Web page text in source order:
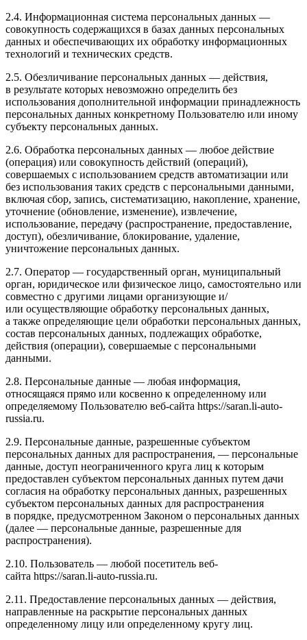
2.4. Информационная система персональных данных —
совокупность содержащихся в базах данных персональных
данных и обеспечивающих их обработку информационных
технологий и технических средств.
2.5. Обезличивание персональных данных — действия,
в результате которых невозможно определить без
использования дополнительной информации принадлежность
персональных данных конкретному Пользователю или иному
субъекту персональных данных.
2.6. Обработка персональных данных — любое действие
(операция) или совокупность действий (операций),
совершаемых с использованием средств автоматизации или
без использования таких средств с персональными данными,
включая сбор, запись, систематизацию, накопление, хранение,
уточнение (обновление, изменение), извлечение,
использование, передачу (распространение, предоставление,
доступ), обезличивание, блокирование, удаление,
уничтожение персональных данных.
2.7. Оператор — государственный орган, муниципальный
орган, юридическое или физическое лицо, самостоятельно или
совместно с другими лицами организующие и/
или осуществляющие обработку персональных данных,
а также определяющие цели обработки персональных данных,
состав персональных данных, подлежащих обработке,
действия (операции), совершаемые с персональными
данными.
2.8. Персональные данные — любая информация,
относящаяся прямо или косвенно к определенному или
определяемому Пользователю веб-сайта https://saran.li-auto-
russia.ru.
2.9. Персональные данные, разрешенные субъектом
персональных данных для распространения, — персональные
данные, доступ неограниченного круга лиц к которым
предоставлен субъектом персональных данных путем дачи
согласия на обработку персональных данных, разрешенных
субъектом персональных данных для распространения
в порядке, предусмотренном Законом о персональных данных
(далее — персональные данные, разрешенные для
распространения).
2.10. Пользователь — любой посетитель веб-
сайта https://saran.li-auto-russia.ru.
2.11. Предоставление персональных данных — действия,
направленные на раскрытие персональных данных
определенному лицу или определенному кругу лиц.